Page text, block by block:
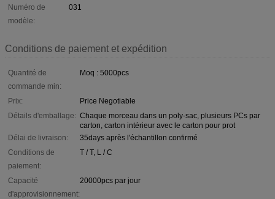
Numéro de
modèle:
031
Conditions de paiement et expédition
Quantité de
commande min:
Moq : 5000pcs
Prix:
Price Negotiable
Détails d'emballage: Chaque morceau dans un poly-sac, plusieurs PCs par
carton, carton intérieur avec le carton pour prot
Délai de livraison:
35days après l'échantillon confirmé
Conditions de
paiement:
T / T, L / C
Capacité
d'approvisionnement:
20000pcs par jour